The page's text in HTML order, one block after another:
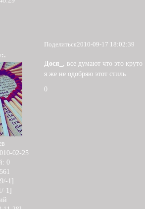
Поделиться2010-09-17 18:02:39
02-25
0
561
1]
1]
Дося_
, все думают что это
я же не одобряю этот стиль
0